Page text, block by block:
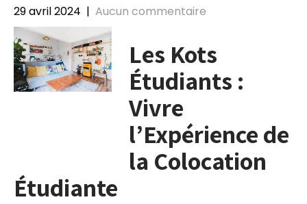
29 avril 2024 | Aucun commentaire
Les Kots
Étudiants :
Vivre
l’Expérience de
la Colocation
Étudiante